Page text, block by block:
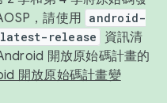
，請使用 android-
release
資訊清
開放原始碼計畫的
開放原始碼計畫變